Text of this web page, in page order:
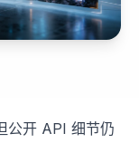
公开 API 细节仍